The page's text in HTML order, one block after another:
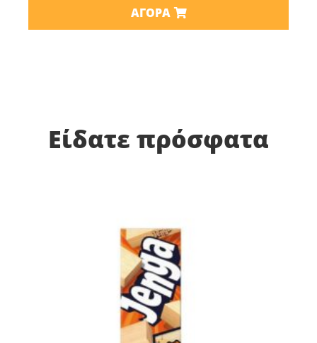
ΑΓΟΡΆ
Είδατε πρόσφατα